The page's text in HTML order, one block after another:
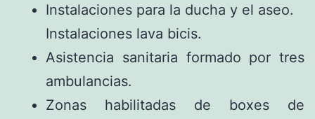
Instalaciones para la ducha y el aseo.
Instalaciones lava bicis.
Asistencia sanitaria formado por tres
ambulancias.
Zonas habilitadas de boxes de